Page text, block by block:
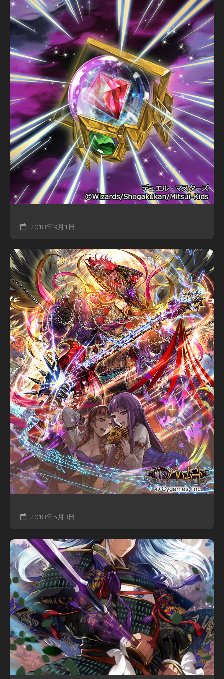
2018年9月1日
2018年5月3日